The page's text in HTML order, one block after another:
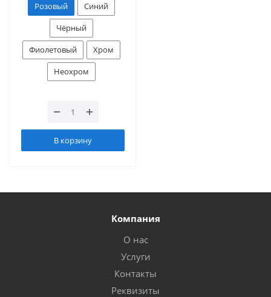
Розовый
Синий
Чёрный
Фиолетовый
Хром
Неохром
В корзину
Компания
О нас
Услуги
Контакты
Реквизиты